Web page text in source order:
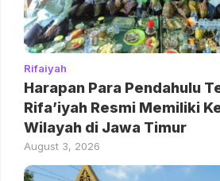
Rifaiyah
Harapan Para Pendahulu
Rifa’iyah Resmi Memiliki
Wilayah di Jawa Timur
August 3, 2026